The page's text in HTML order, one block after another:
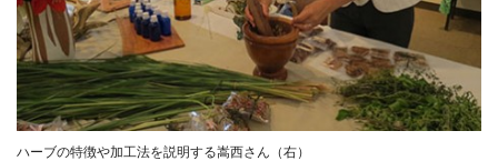
ハーブの特徴や加工法を説明する嵩西さん（右）